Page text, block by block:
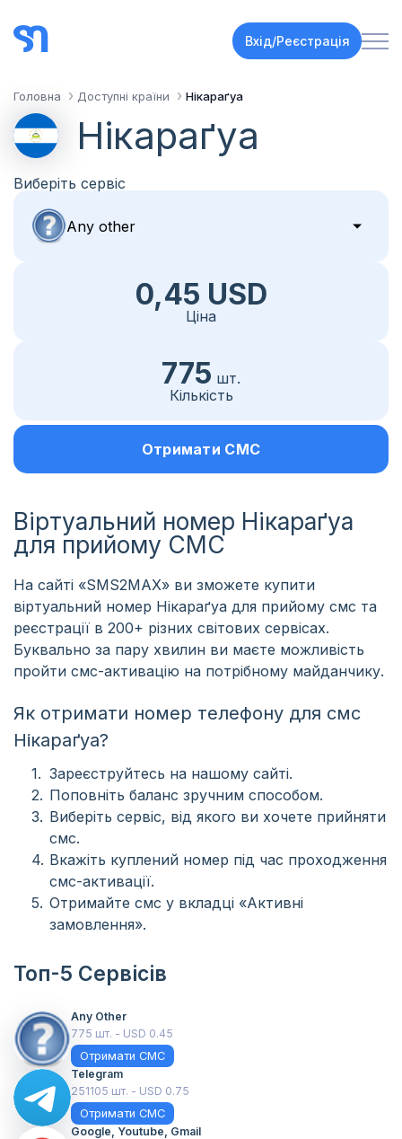
Вхід/Реєстрація
Головна Доступні країни Нікараґуа
Нікараґуа
Виберіть сервіс
0,45 USD
Ціна
775 шт.
Кількість
Отримати СМС
Віртуальний номер Нікараґуа
для прийому СМС
На сайті «SMS2MAX» ви зможете купити
віртуальний номер Нікараґуа для прийому смс та
реєстрації в 200+ різних світових сервісах.
Буквально за пару хвилин ви маєте можливість
пройти смс-активацію на потрібному майданчику.
Як отримати номер телефону для смс
Нікараґуа?
Зареєструйтесь на нашому сайті.
Поповніть баланс зручним способом.
Виберіть сервіс, від якого ви хочете прийняти
смс.
Вкажіть куплений номер під час проходження
смс-активації.
Отримайте смс у вкладці «Активні
замовлення».
Топ-5 Сервісів
Any Other
775 шт. - USD 0.45
Отримати СМС
Telegram
251105 шт. - USD 0.75
Отримати СМС
Google, Youtube, Gmail